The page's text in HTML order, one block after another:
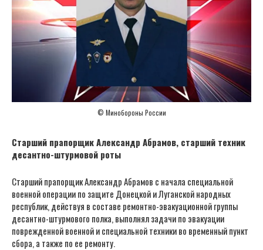
© Минобороны России
Старший прапорщик Александр Абрамов, старший техник
десантно-штурмовой роты
Старший прапорщик Александр Абрамов с начала специальной
военной операции по защите Донецкой и Луганской народных
республик, действуя в составе ремонтно-эвакуационной группы
десантно-штурмового полка, выполнял задачи по эвакуации
поврежденной военной и специальной техники во временный пункт
сбора, а также по ее ремонту.